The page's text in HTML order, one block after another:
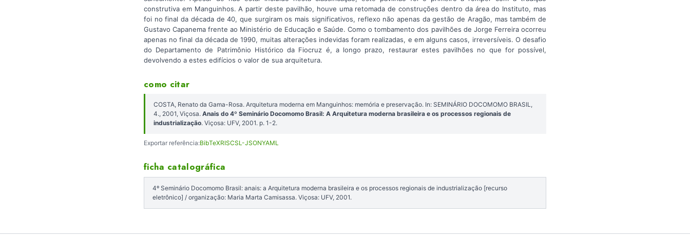
construtiva em Manguinhos. A partir deste pavilhão, houve uma retomada de construções dentro da área do Instituto, mas
foi no final da década de 40, que surgiram os mais significativos, reflexo não apenas da gestão de Aragão, mas também de
Gustavo Capanema frente ao Ministério de Educação e Saúde. Como o tombamento dos pavilhões de Jorge Ferreira ocorreu
apenas no final da década de 1990, muitas alterações indevidas foram realizadas, e em alguns casos, irreversíveis. O desafio
do Departamento de Patrimônio Histórico da Fiocruz é, a longo prazo, restaurar estes pavilhões no que for possível,
devolvendo a estes edifícios o valor de sua arquitetura.
como citar
COSTA, Renato da Gama-Rosa. Arquitetura moderna em Manguinhos: memória e preservação. In: SEMINÁRIO DOCOMOMO BRASIL,
4., 2001, Viçosa. Anais do 4º Seminário Docomomo Brasil: A Arquitetura moderna brasileira e os processos regionais de
industrialização. Viçosa: UFV, 2001. p. 1-2.
Exportar referência:BibTeXRISCSL-JSONYAML
ficha catalográfica
4º Seminário Docomomo Brasil: anais: a Arquitetura moderna brasileira e os processos regionais de industrialização [recurso
eletrônico] / organização: Maria Marta Camisassa. Viçosa: UFV, 2001.